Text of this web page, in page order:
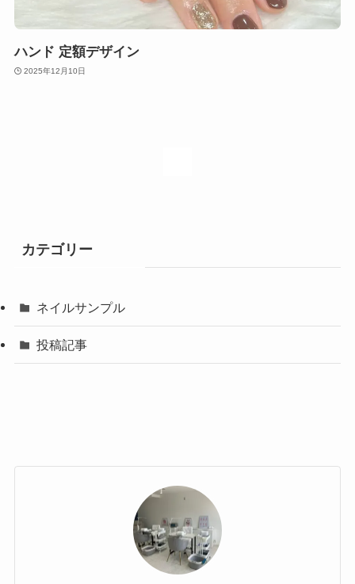
ハンド 定額デザイン
2025年12月10日
カテゴリー
ネイルサンプル
投稿記事